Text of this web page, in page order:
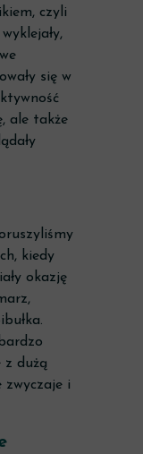
czyli
się w
ale także
kiedy
okazję
z dużą
zwyczaje i